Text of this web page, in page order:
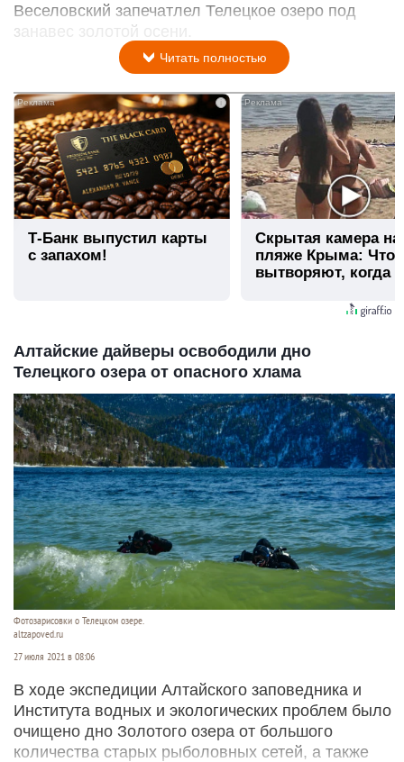
Веселовский запечатлел Телецкое озеро под
занавес золотой осени.
Читать полностью
i
Т-Банк выпустил карты
с запахом!
Скрытая камера на
пляже Крыма: Что
вытворяют, когда
Алтайские дайверы освободили дно
Телецкого озера от опасного хлама
Фотозарисовки о Телецком озере.
altzapoved.ru
27 июля 2021 в 08:06
В ходе экспедиции Алтайского заповедника и
Института водных и экологических проблем было
очищено дно Золотого озера от большого
количества старых рыболовных сетей, а также